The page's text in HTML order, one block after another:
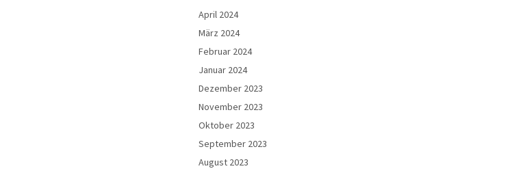
April 2024
März 2024
Februar 2024
Januar 2024
Dezember 2023
November 2023
Oktober 2023
September 2023
August 2023